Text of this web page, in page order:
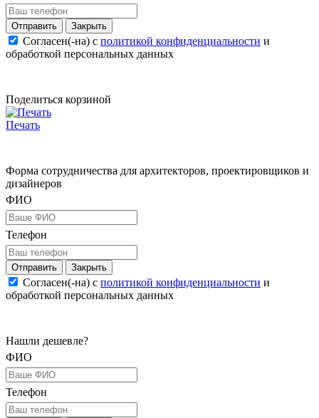
Закрыть
Согласен(-на) c политикой конфиденциальности и
обработкой персональных данных
Поделиться корзиной
Печать
Форма сотрудничества для архитекторов, проектировщиков и
дизайнеров
ФИО
Телефон
Закрыть
Согласен(-на) c политикой конфиденциальности и
обработкой персональных данных
Нашли дешевле?
ФИО
Телефон